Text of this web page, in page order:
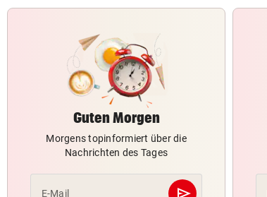
Guten Morgen
Morgens topinformiert über die
Nachrichten des Tages
E-Mail